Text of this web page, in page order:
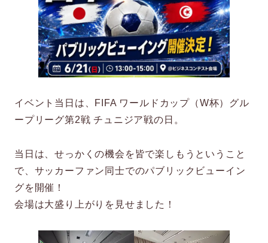
イベント当日は、FIFA ワールドカップ（W杯）グル
ープリーグ第2戦 チュニジア戦の日。
当日は、せっかくの機会を皆で楽しもうということ
で、サッカーファン同士でのパブリックビューイン
グを開催！
会場は大盛り上がりを見せました！